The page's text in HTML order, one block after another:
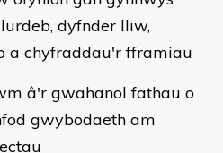
dyfnder lliw,
a chyfraddau'r fframiau
â'r gwahanol fathau o
gwybodaeth am